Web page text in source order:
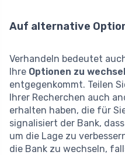
Auf alternative
Verhandeln bedeutet
Ihre Optionen zu
entgegenkommt. Teilen
Ihrer Recherchen auch
erhalten haben, die für
signalisiert der Bank,
um die Lage zu
die Bank zu wechseln,